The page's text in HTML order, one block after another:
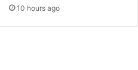
10 hours ago